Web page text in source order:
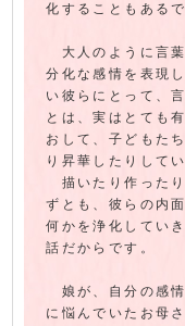
化することもある
大人のように言
分化な感情を表現
い彼らにとって、
とは、実はとても
おして、子どもた
り昇華したりして
描いたり作った
ずとも、彼らの内
何かを浄化してい
話だからです。
娘が、自分の感情
に悩んでいたお母